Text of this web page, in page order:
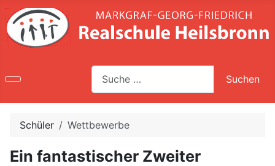
Suche
Type 2 or more characters for results.
Suchen
Schüler Wettbewerbe
Ein fantastischer Zweiter